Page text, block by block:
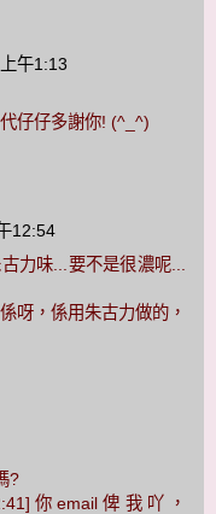
午1:13
仔仔多謝你! (^_^)
12:54
力味...要不是很濃呢...
呀，係用朱古力做的，
?
你email俾我吖，